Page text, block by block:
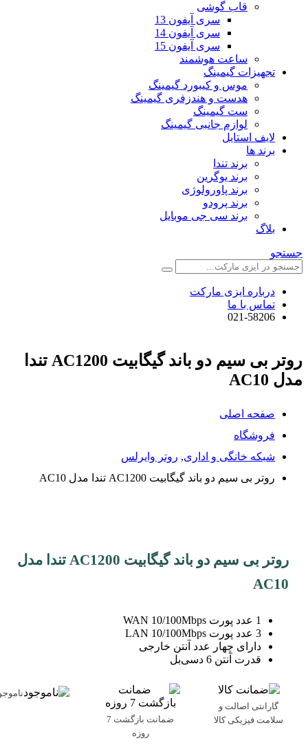
قاب گوشی
سری آیفون 13
سری آیفون 14
سری آیفون 15
ساعت هوشمند
تجهیزات گیمینگ
موس و کیبورد گیمینگ
هدست و هندزفری گیمینگ
ست گیمینگ
لوازم جانبی گیمینگ
لایف استایل
برند ها
برند تندا
برند یوگرین
برند پاورولوژی
برند پرودو
برند سی جی موبایل
بلاگ
جستجو
درباره ایزی مارکت
تماس با ما
021-58206
روتر بی سیم دو باند گیگابیت AC1200 تندا
مدل AC10
صفحه اصلی
فروشگاه
شبکه خانگی و اداری, روتر وایرلس
روتر بی سیم دو باند گیگابیت AC1200 تندا مدل AC10
روتر بی سیم دو باند گیگابیت AC1200 تندا مدل
AC10
1 عدد پورت WAN 10/100Mbps
3 عدد پورت LAN 10/100Mbps
دارای چهار عدد آنتن خارجی
قدرت آنتن 6 دسی‌بل
گارانتی اصالت و
سلامت فیزیکی کالا
ضمانت بازگشت 7
روزه